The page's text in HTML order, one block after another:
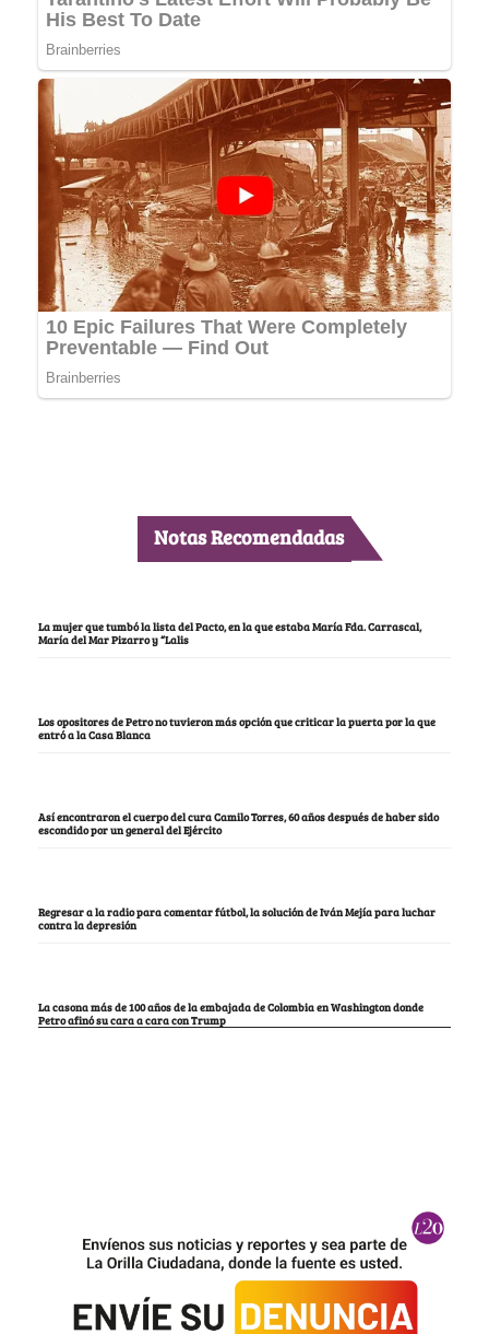
Notas Recomendadas
La mujer que tumbó la lista del Pacto, en la que estaba María Fda. Carrascal,
María del Mar Pizarro y “Lalis
Los opositores de Petro no tuvieron más opción que criticar la puerta por la que
entró a la Casa Blanca
Así encontraron el cuerpo del cura Camilo Torres, 60 años después de haber sido
escondido por un general del Ejército
Regresar a la radio para comentar fútbol, la solución de Iván Mejía para luchar
contra la depresión
La casona más de 100 años de la embajada de Colombia en Washington donde
Petro afinó su cara a cara con Trump